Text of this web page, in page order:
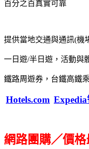
百分之百真實可靠
提供當地交通與通訊(機
一日遊/半日遊，活動與
鐵路周遊券，台鐵高鐵
Hotels.com Expedia
網路團購／價